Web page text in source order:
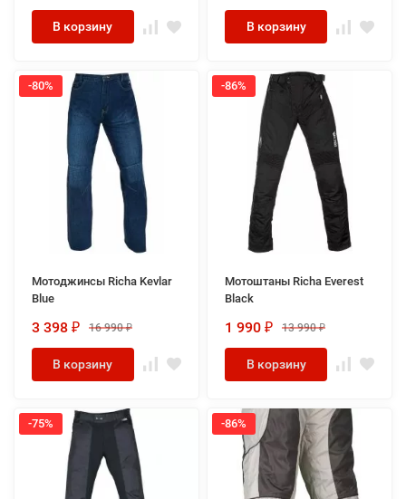
В корзину В корзину
-80%
Мотоджинсы Richa Kevlar
Blue
3 398 ₽ 16 990 ₽
В корзину
-86%
Мотоштаны Richa Everest
Black
1 990 ₽ 13 990 ₽
В корзину
-75% -86%